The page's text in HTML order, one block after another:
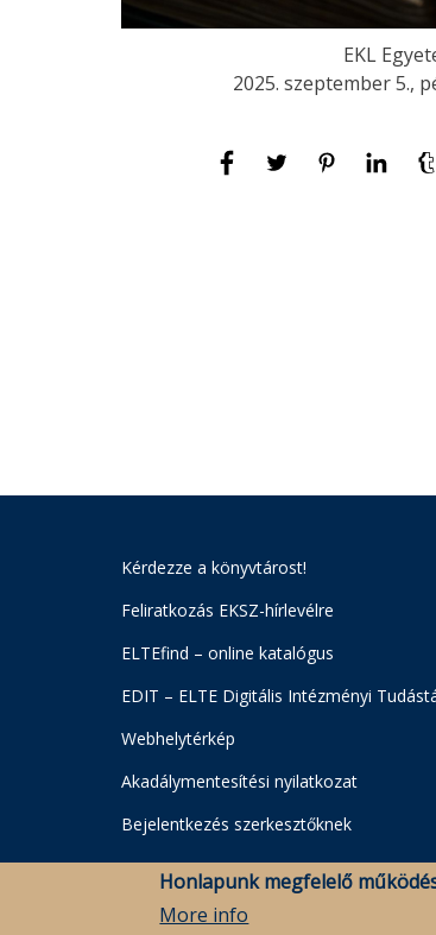
EKL
2025. szeptember 5.,
Kérdezze a könyvtárost!
Feliratkozás EKSZ-hírlevélre
ELTEfind – online katalógus
EDIT – ELTE Digitális Intézményi
Webhelytérkép
Akadálymentesítési nyilatkozat
Bejelentkezés szerkesztőknek
Honlapunk megfelelő
More info